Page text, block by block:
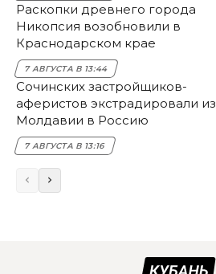
Раскопки древнего города
Никопсия возобновили в
Краснодарском крае
7 АВГУСТА В 13:44
Сочинских застройщиков-
аферистов экстрадировали из
Молдавии в Россию
7 АВГУСТА В 13:16